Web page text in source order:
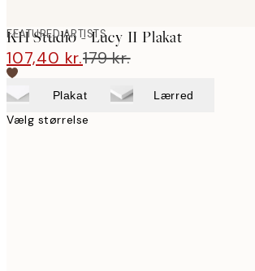
FEATURED ARTISTS
KH Studio - Lucy II Plakat
107,40 kr.179 kr.
Plakat Lærred
Vælg størrelse